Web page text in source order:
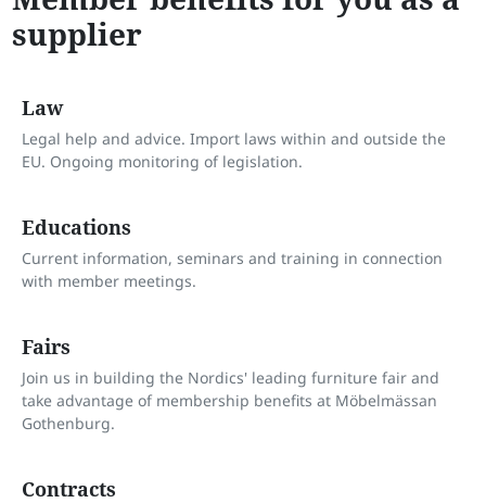
supplier
Law
Legal help and advice. Import laws within and outside the
EU. Ongoing monitoring of legislation.
Educations
Current information, seminars and training in connection
with member meetings.
Fairs
Join us in building the Nordics' leading furniture fair and
take advantage of membership benefits at Möbelmässan
Gothenburg.
Contracts